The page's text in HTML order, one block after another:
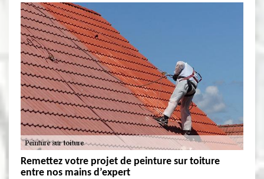
Remettez votre projet de peinture sur toiture
entre nos mains d’expert